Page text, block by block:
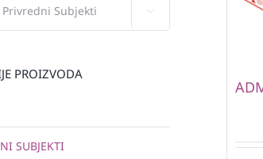
PROIZVODA
SUBJEKTI